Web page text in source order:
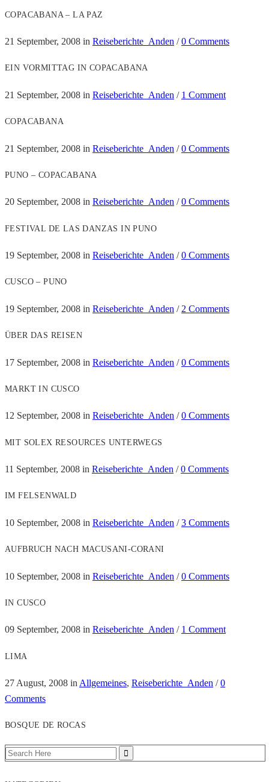
COPACABANA – LA PAZ
21 September, 2008 in Reiseberichte_Anden /0 Comments
EIN VORMITTAG IN COPACABANA
21 September, 2008 in Reiseberichte_Anden / 1 Comment
COPACABANA
21 September, 2008 in Reiseberichte_Anden /0 Comments
PUNO – COPACABANA
20 September, 2008 in Reiseberichte_Anden /0 Comments
FESTIVAL DE LAS DANZAS IN PUNO
19 September, 2008 in Reiseberichte_Anden /0 Comments
CUSCO – PUNO
19 September, 2008 in Reiseberichte_Anden / 2 Comments
ÜBER DAS REISEN
17 September, 2008 in Reiseberichte_Anden /0 Comments
MARKT IN CUSCO
12 September, 2008 in Reiseberichte_Anden /0 Comments
MIT SOLEX RESOURCES UNTERWEGS
11 September, 2008 in Reiseberichte_Anden /0 Comments
IM FELSENWALD
10 September, 2008 in Reiseberichte_Anden /3 Comments
AUFBRUCH NACH MACUSANI-CORANI
10 September, 2008 in Reiseberichte_Anden /0 Comments
IN CUSCO
09 September, 2008 in Reiseberichte_Anden / 1 Comment
LIMA
27 August, 2008 in Allgemeines, Reiseberichte_Anden /0
Comments
BOSQUE DE ROCAS